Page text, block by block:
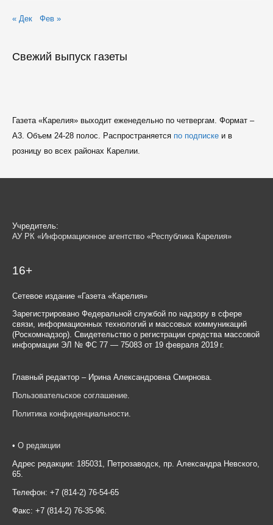
« Дек Фев »
Свежий выпуск газеты
Газета «Карелия» выходит еженедельно по четвергам. Формат –
A3. Объем 24-28 полос. Распространяется по подпискеи в
розницу во всех районах Карелии.
Учредитель:
АУ РК «Информационное агентство «Республика Карелия»
16+
Сетевое издание «Газета «Карелия»
Зарегистрировано Федеральной службой по надзору в сфере
связи, информационных технологий и массовых коммуникаций
(Роскомнадзор). Свидетельство о регистрации средства массовой
информации ЭЛ № ФС 77 — 75083 от 19 февраля 2019 г.
Главный редактор – Ирина Александровна Смирнова.
Пользовательское соглашение
Политика конфиденциальности
• О редакции
Адрес редакции: 185031, Петрозаводск, пр. Александра Невского,
65.
Телефон: +7 (814-2) 76-54-65
Факс: +7 (814-2) 76-35-96.